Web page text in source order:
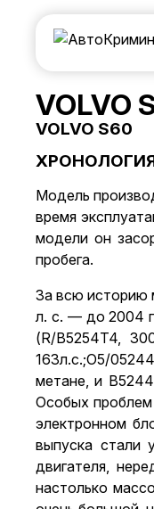
VOLVO
VOLVO S60
ХРОНОЛОГИЯ:
Модель
время
модели он
пробега.
За всю историю
л. с. — до 2004
(R/B5254T4,
163л.с.;О5/
метане, и
Особых проблем
электронном
выпуска стали
двигателя,
настолько